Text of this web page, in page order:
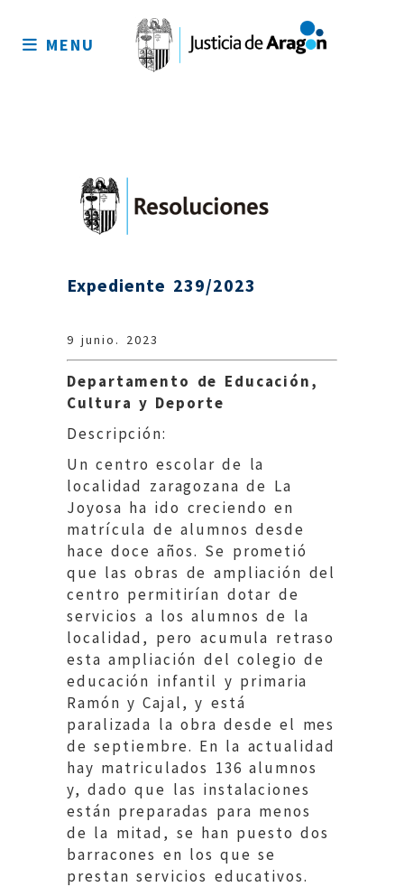
sitio
MENU
Expediente 239/2023
9 junio. 2023
Departamento de Educación,
Cultura y Deporte
Descripción:
Un centro escolar de la
localidad zaragozana de La
Joyosa ha ido creciendo en
matrícula de alumnos desde
hace doce años. Se prometió
que las obras de ampliación del
centro permitirían dotar de
servicios a los alumnos de la
localidad, pero acumula retraso
esta ampliación del colegio de
educación infantil y primaria
Ramón y Cajal, y está
paralizada la obra desde el mes
de septiembre. En la actualidad
hay matriculados 136 alumnos
y, dado que las instalaciones
están preparadas para menos
de la mitad, se han puesto dos
barracones en los que se
prestan servicios educativos.